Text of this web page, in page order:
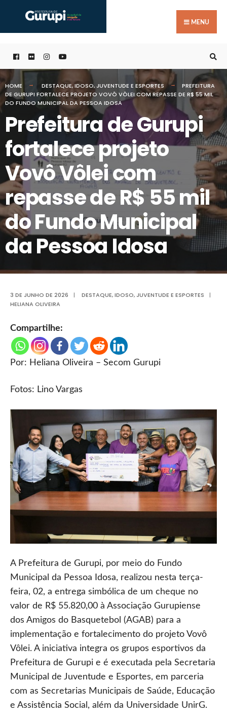
MENU
HOME DESTAQUE,IDOSO,JUVENTUDE E ESPORTES
PREFEITURA
DE GURUPI FORTALECE PROJETO VOVÔ VÔLEI COM REPASSE DE R$ 55 MIL
DO FUNDO MUNICIPAL DA PESSOA IDOSA
Prefeitura de Gurupi
fortalece projeto
Vovô Vôlei com
repasse de R$ 55 mil
do Fundo Municipal
da Pessoa Idosa
3 DE JUNHO DE 2026 | DESTAQUE,IDOSO, JUVENTUDE E ESPORTES
|
HELIANA OLIVEIRA
Compartilhe:
Por: Heliana Oliveira – Secom Gurupi
Fotos: Lino Vargas
A Prefeitura de Gurupi, por meio do Fundo
Municipal da Pessoa Idosa, realizou nesta terça-
feira, 02, a entrega simbólica de um cheque no
valor de R$ 55.820,00 à Associação Gurupiense
dos Amigos do Basquetebol (AGAB) para a
implementação e fortalecimento do projeto Vovô
Vôlei. A iniciativa integra os grupos esportivos da
Prefeitura de Gurupi e é executada pela Secretaria
Municipal de Juventude e Esportes, em parceria
com as Secretarias Municipais de Saúde, Educação
e Assistência Social, além da Universidade UnirG.
por: